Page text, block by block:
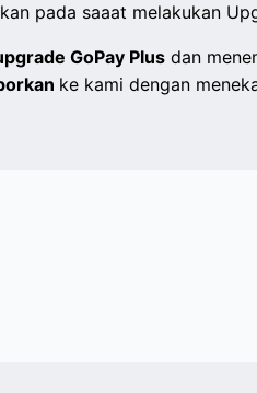
pada saaat melakukan
GoPay Plus dan
ke kami dengan